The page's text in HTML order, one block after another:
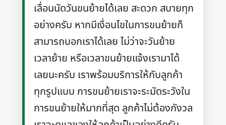
เลื่อนนัดวันขนย้ายได้เลย สะดวก สบายทุก
อย่างครับ หากมีเงื่อนไขในการขนย้ายก็
สามารถบอกเราได้เลย ไม่ว่าจะวันย้าย
เวลาย้าย หรือเวลาขนย้ายแจ้งเรามาได้
เลยนะครับ เราพร้อมบริการให้กับลูกค้า
ทุกรูปแบบ การขนย้ายเราจะระมัดระวังใน
การขนย้ายให้มากที่สุด ลูกค้าไม่ต้องกังวล